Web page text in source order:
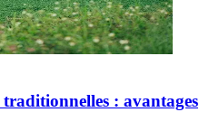
: avantages